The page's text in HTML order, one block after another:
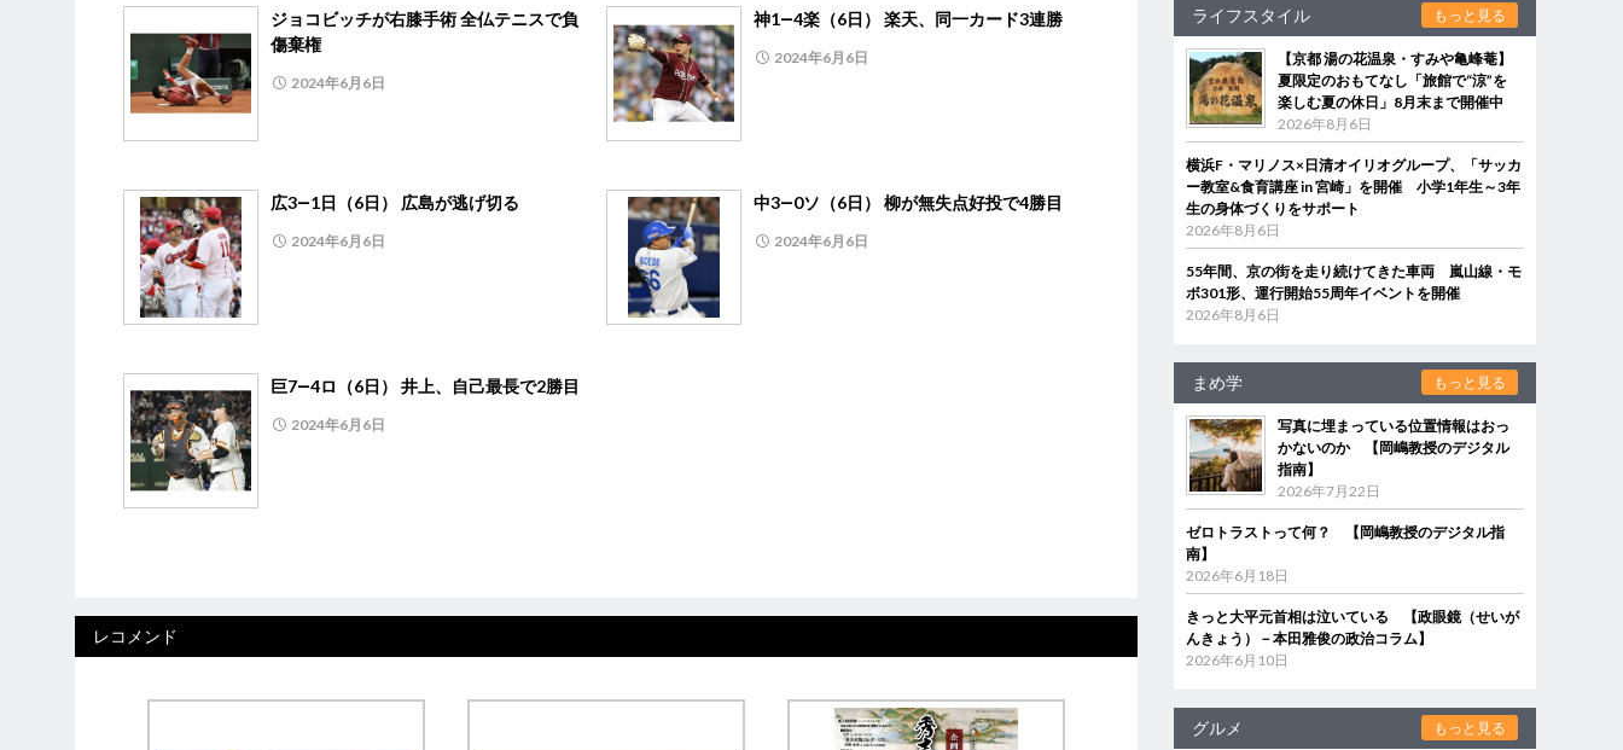
ジョコビッチが右膝手術 全仏テニスで負
傷棄権
2024年6月6日
神1―4楽（6日） 楽天、同一カード3連勝
2024年6月6日
広3―1日（6日） 広島が逃げ切る
2024年6月6日
中3―0ソ（6日） 柳が無失点好投で4勝目
2024年6月6日
巨7―4ロ（6日） 井上、自己最長で2勝目
2024年6月6日
レコメンド
ライフスタイル もっと見る
【京都 湯の花温泉・すみや亀峰菴】
夏限定のおもてなし「旅館で“涼”を
楽しむ夏の休日」8月末まで開催中
2026年8月6日
横浜F・マリノス×日清オイリオグループ、「サッカ
ー教室&食育講座 in 宮崎」を開催 小学1年生～3年
生の身体づくりをサポート
2026年8月6日
55年間、京の街を走り続けてきた車両 嵐山線・モ
ボ301形、運行開始55周年イベントを開催
2026年8月6日
まめ学 もっと見る
写真に埋まっている位置情報はおっ
かないのか 【岡嶋教授のデジタル
指南】
2026年7月22日
ゼロトラストって何？ 【岡嶋教授のデジタル指
南】
2026年6月18日
きっと大平元首相は泣いている 【政眼鏡（せいが
んきょう）－本田雅俊の政治コラム】
2026年6月10日
グルメ もっと見る